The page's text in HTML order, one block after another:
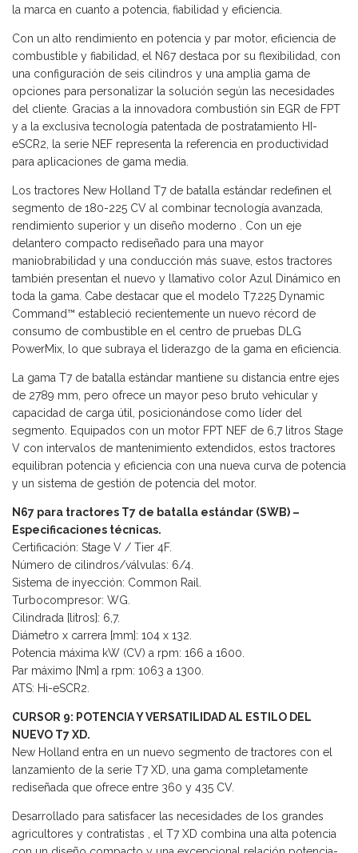
la marca en cuanto a potencia, fiabilidad y eficiencia.
Con un alto rendimiento en potencia y par motor, eficiencia de
combustible y fiabilidad, el N67 destaca por su flexibilidad, con
una configuración de seis cilindros y una amplia gama de
opciones para personalizar la solución según las necesidades
del cliente. Gracias a la innovadora combustión sin EGR de FPT
y a la exclusiva tecnología patentada de postratamiento HI-
eSCR2, la serie NEF representa la referencia en productividad
para aplicaciones de gama media.
Los tractores New Holland T7 de batalla estándar redefinen el
segmento de 180-225 CV al combinar tecnología avanzada,
rendimiento superior y un diseño moderno . Con un eje
delantero compacto rediseñado para una mayor
maniobrabilidad y una conducción más suave, estos tractores
también presentan el nuevo y llamativo color Azul Dinámico en
toda la gama. Cabe destacar que el modelo T7.225 Dynamic
Command™ estableció recientemente un nuevo récord de
consumo de combustible en el centro de pruebas DLG
PowerMix, lo que subraya el liderazgo de la gama en eficiencia.
La gama T7 de batalla estándar mantiene su distancia entre ejes
de 2789 mm, pero ofrece un mayor peso bruto vehicular y
capacidad de carga útil, posicionándose como líder del
segmento. Equipados con un motor FPT NEF de 6,7 litros Stage
V con intervalos de mantenimiento extendidos, estos tractores
equilibran potencia y eficiencia con una nueva curva de potencia
y un sistema de gestión de potencia del motor.
N67 para tractores T7 de batalla estándar (SWB) –
Especificaciones técnicas.
Certificación: Stage V / Tier 4F.
Número de cilindros/válvulas: 6/4.
Sistema de inyección: Common Rail.
Turbocompresor: WG.
Cilindrada [litros]: 6,7.
Diámetro x carrera [mm]: 104 x 132.
Potencia máxima kW (CV) a rpm: 166 a 1600.
Par máximo [Nm] a rpm: 1063 a 1300.
ATS: Hi-eSCR2.
CURSOR 9: POTENCIA Y VERSATILIDAD AL ESTILO DEL
NUEVO T7 XD.
New Holland entra en un nuevo segmento de tractores con el
lanzamiento de la serie T7 XD, una gama completamente
rediseñada que ofrece entre 360 ​​y 435 CV.
Desarrollado para satisfacer las necesidades de los grandes
agricultores y contratistas , el T7 XD combina una alta potencia